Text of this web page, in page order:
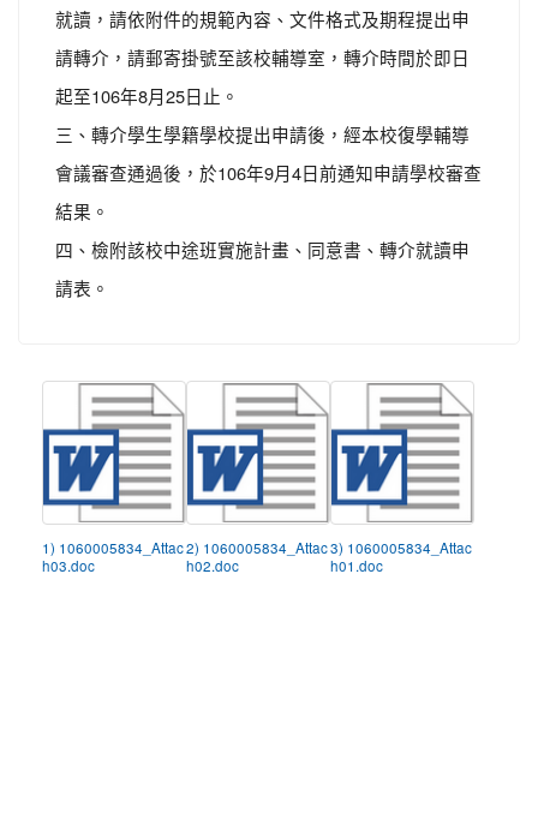
就讀，請依附件的規範內容、文件格式及期程提出申
請轉介，請郵寄掛號至該校輔導室，轉介時間於即日
起至106年8月25日止。
三、轉介學生學籍學校提出申請後，經本校復學輔導
會議審查通過後，於106年9月4日前通知申請學校審查
結果。
四、檢附該校中途班實施計畫、同意書、轉介就讀申
請表。
1) 1060005834_Attac
h03.doc
2) 1060005834_Attac
h02.doc
3) 1060005834_Attac
h01.doc